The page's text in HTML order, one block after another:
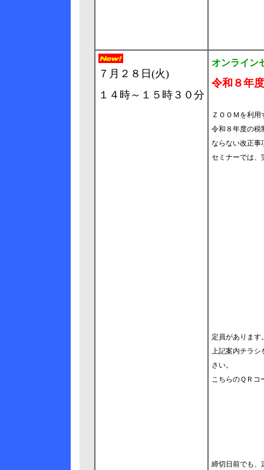
７月２８日(火)
１４時～１５時３０分
オンライン
令和８年
ＺＯＯＭを利
令和８年度の税
ならない改正事
セミナーでは、
定員がありま
上記案内チラシ
さい。
こちらのＱＲコ
締切日前でも、